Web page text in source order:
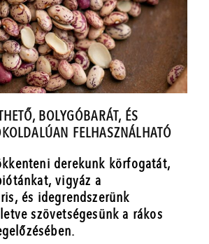
BOLYGÓBARÁT, ÉS
FELHASZNÁLHATÓ
derekunk körfogatát,
vigyáz a
és idegrendszerünk
szövetségesünk a rákos